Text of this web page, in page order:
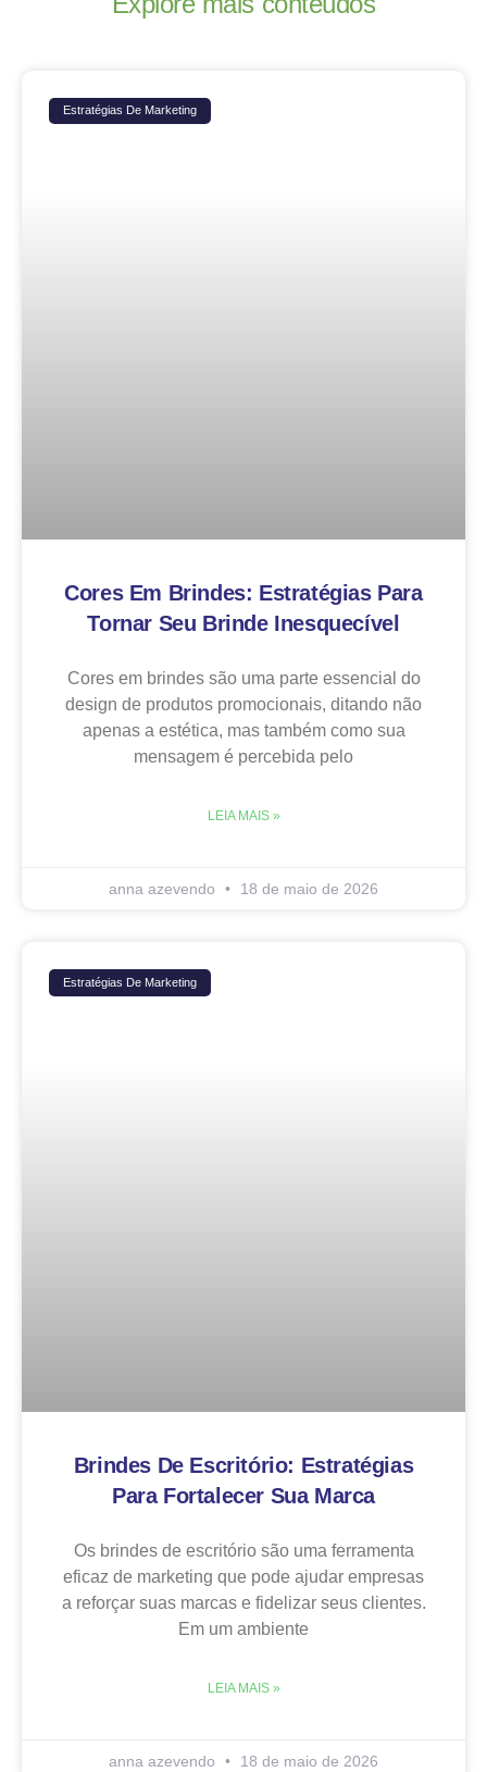
Estratégias De Marketing
Cores Em Brindes: Estratégias Para
Tornar Seu Brinde Inesquecível
Cores em brindes são uma parte essencial do
design de produtos promocionais, ditando não
apenas a estética, mas também como sua
mensagem é percebida pelo
LEIA MAIS »
anna azevendo 18 de maio de 2026
Estratégias De Marketing
Brindes De Escritório: Estratégias
Para Fortalecer Sua Marca
Os brindes de escritório são uma ferramenta
eficaz de marketing que pode ajudar empresas
a reforçar suas marcas e fidelizar seus clientes.
Em um ambiente
LEIA MAIS »
anna azevendo 18 de maio de 2026